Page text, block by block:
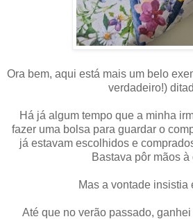
Ora bem, aqui está mais um belo
verdadeiro!)
Há já algum tempo que a minha
fazer uma bolsa para guardar o
já estavam escolhidos e
Bastava pôr mãos à
Mas a vontade insistia
Até que no verão passado,